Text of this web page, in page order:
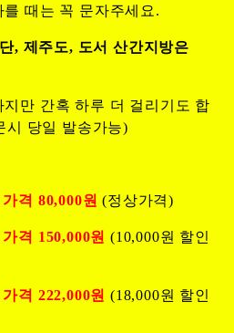
때는 꼭 문자주세요.
, 제주도, 도서 산간지방은
만 간혹 하루 더 걸리기도 합
시 당일 발송가능)
가격 80,000원 (정상가격)
가격 150,000원 (10,000원 할인
가격 222,000원 (18,000원 할인